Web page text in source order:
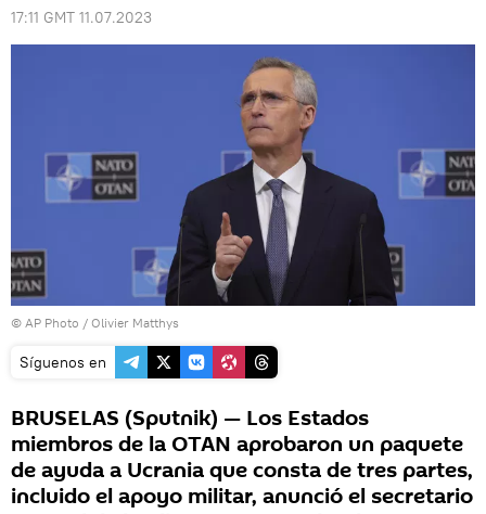
17:11 GMT 11.07.2023
© AP Photo / Olivier Matthys
Síguenos en
BRUSELAS (Sputnik) — Los Estados
miembros de la OTAN aprobaron un paquete
de ayuda a Ucrania que consta de tres partes,
incluido el apoyo militar, anunció el secretario